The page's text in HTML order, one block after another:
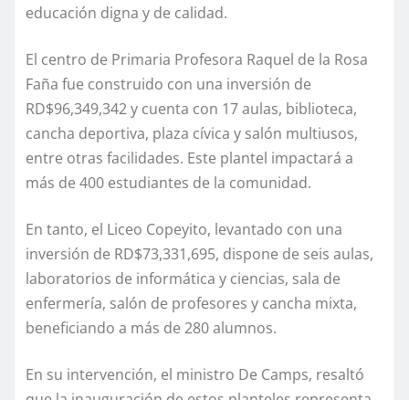
educación digna y de calidad.
El centro de Primaria Profesora Raquel de la Rosa
Faña fue construido con una inversión de
RD$96,349,342 y cuenta con 17 aulas, biblioteca,
cancha deportiva, plaza cívica y salón multiusos,
entre otras facilidades. Este plantel impactará a
más de 400 estudiantes de la comunidad.
En tanto, el Liceo Copeyito, levantado con una
inversión de RD$73,331,695, dispone de seis aulas,
laboratorios de informática y ciencias, sala de
enfermería, salón de profesores y cancha mixta,
beneficiando a más de 280 alumnos.
En su intervención, el ministro De Camps, resaltó